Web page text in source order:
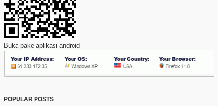
Buka pake aplikasi android
POPULAR POSTS